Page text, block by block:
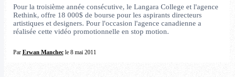
Pour la troisième année consécutive, le Langara College et l'agence
Rethink, offre 18 000$ de bourse pour les aspirants directeurs
artistiques et designers. Pour l'occasion l'agence canadienne a
réalisée cette vidéo promotionnelle en stop motion.
Par Erwan Manchecle 8 mai 2011